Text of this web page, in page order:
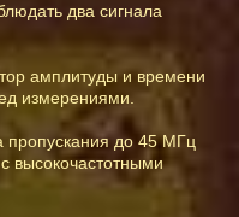
два сигнала
амплитуды и времени
измерениями.
пропускания до 45 МГц
высокочастотными